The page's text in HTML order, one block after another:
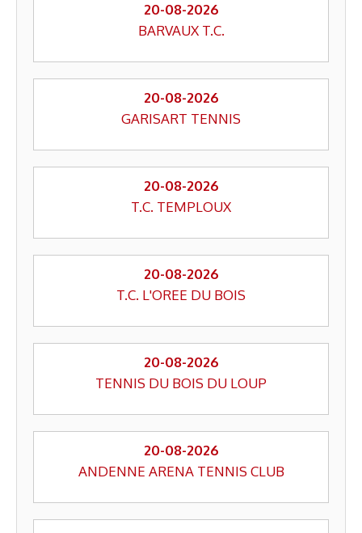
20-08-2026
BARVAUX T.C.
20-08-2026
GARISART TENNIS
20-08-2026
T.C. TEMPLOUX
20-08-2026
T.C. L'OREE DU BOIS
20-08-2026
TENNIS DU BOIS DU LOUP
20-08-2026
ANDENNE ARENA TENNIS CLUB